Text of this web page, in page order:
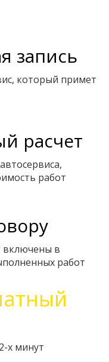
запись
который примет
расчет
работ
включены в
работ
х минут